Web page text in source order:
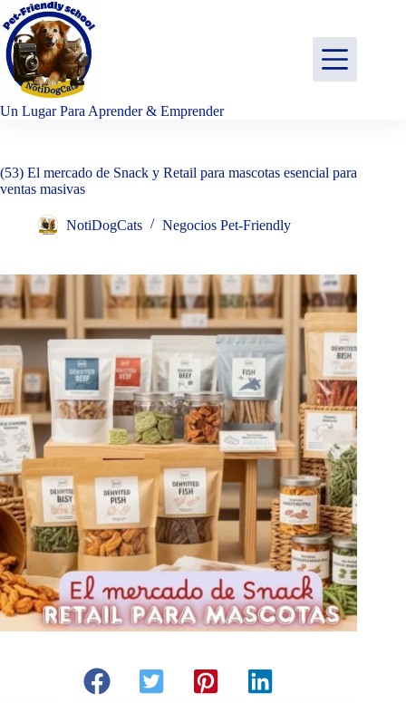
Saltar
al
contenido
Un Lugar Para Aprender & Emprender
(53) El mercado de Snack y Retail para mascotas esencial para
ventas masivas
NotiDogCats Negocios Pet-Friendly